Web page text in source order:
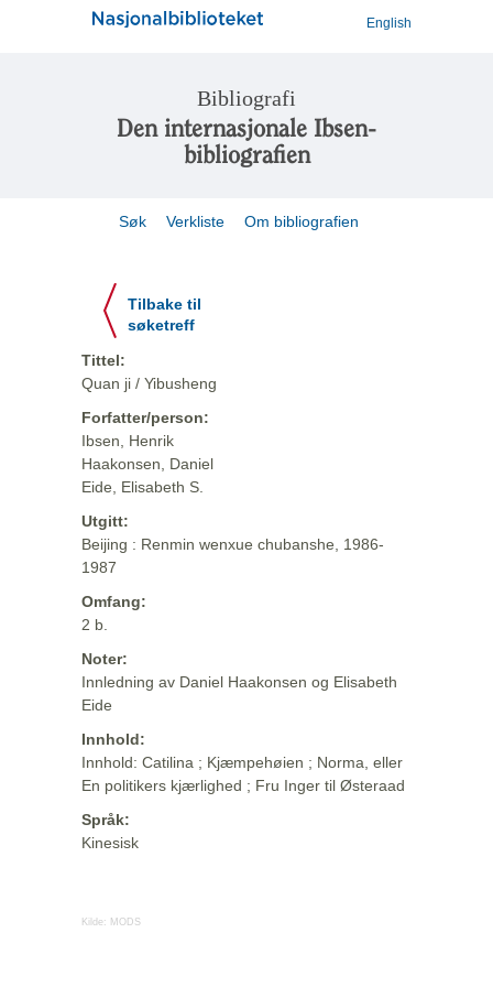
English
Bibliografi
Den internasjonale Ibsen-
bibliografien
Søk Verkliste Om bibliografien
Tilbake til
søketreff
Tittel:
Quan ji / Yibusheng
Forfatter/person:
Ibsen, Henrik
Haakonsen, Daniel
Eide, Elisabeth S.
Utgitt:
Beijing : Renmin wenxue chubanshe, 1986-
1987
Omfang:
2 b.
Noter:
Innledning av Daniel Haakonsen og Elisabeth
Eide
Innhold:
Innhold: Catilina ; Kjæmpehøien ; Norma, eller
En politikers kjærlighed ; Fru Inger til Østeraad
Språk:
Kinesisk
Kilde: MODS